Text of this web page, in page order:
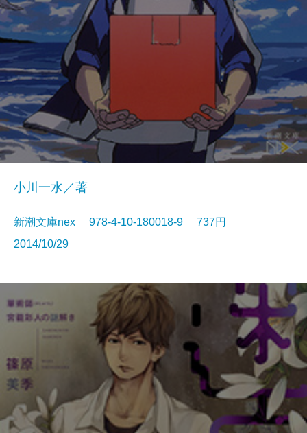
小川一水／著
新潮文庫nex 978-4-10-180018-9 737円
2014/10/29